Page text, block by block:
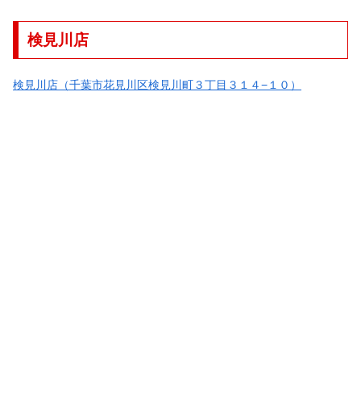
検見川店
検見川店（千葉市花見川区検見川町３丁目３１４−１０）